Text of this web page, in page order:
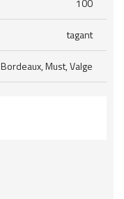
100
tagant
Bordeaux, Must, Valge